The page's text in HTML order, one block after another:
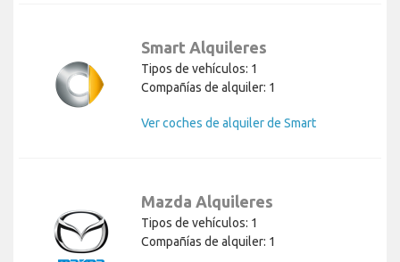
Smart Alquileres
Tipos de vehículos: 1
Compañías de alquiler: 1
Ver coches de alquiler de Smart
Mazda Alquileres
Tipos de vehículos: 1
Compañías de alquiler: 1